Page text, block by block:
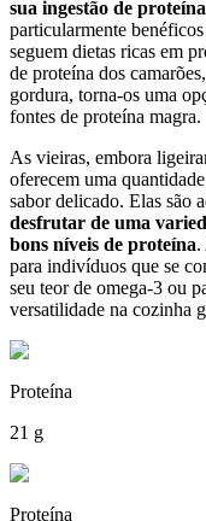
sua ingestão de
particularmente
seguem dietas ricas em
de proteína dos
gordura, torna-os uma
fontes de proteína magra.
As vieiras, embora
oferecem uma
sabor delicado. Elas são
desfrutar de uma
bons níveis de proteína.
para indivíduos que se
seu teor de omega-3 ou
versatilidade na cozinha
Proteína
21 g
Proteína